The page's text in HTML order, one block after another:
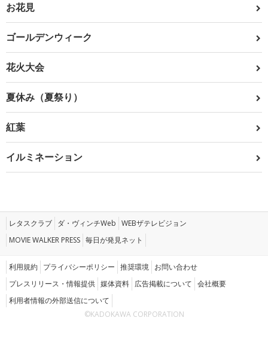
お花見
ゴールデンウィーク
花火大会
夏休み（夏祭り）
紅葉
イルミネーション
レタスクラブ ダ・ヴィンチWeb WEBザテレビジョン
MOVIE WALKER PRESS 毎日が発見ネット
利用規約 プライバシーポリシー 推奨環境 お問い合わせ
プレスリリース・情報提供 媒体資料 広告掲載について 会社概要
利用者情報の外部送信について
©KADOKAWA CORPORATION